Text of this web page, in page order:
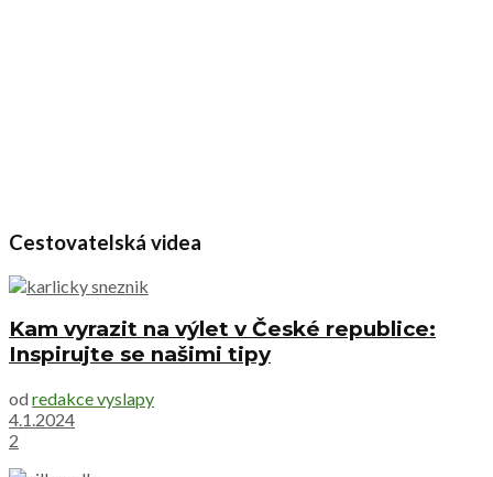
Cestovatelská videa
Kam vyrazit na výlet v České republice:
Inspirujte se našimi tipy
od redakce vyslapy
4.1.2024
2